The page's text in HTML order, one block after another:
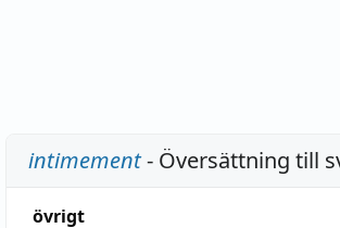
intimement- Översättning till
övrigt